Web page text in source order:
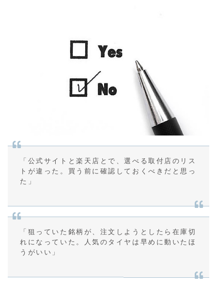
「公式サイトと楽天店とで、選べる取付店のリス
トが違った。買う前に確認しておくべきだと思っ
た」
「狙っていた銘柄が、注文しようとしたら在庫切
れになっていた。人気のタイヤは早めに動いたほ
うがいい」